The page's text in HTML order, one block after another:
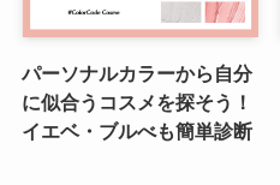
パーソナルカラーから自分
に似合うコスメを探そう！
イエベ・ブルべも簡単診断